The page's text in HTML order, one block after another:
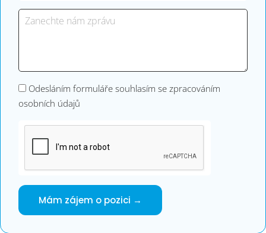
Odesláním formuláře souhlasím se zpracováním
osobních údajů
Mám zájem o pozici →